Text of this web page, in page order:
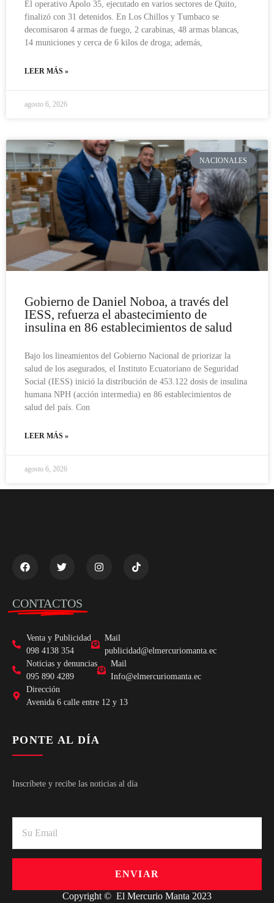
El operativo Apolo 35, ejecutado en varios sectores de Quito,
finalizó con 31 detenidos. En Los Chillos y Tumbaco se
decomisaron 4 armas de fuego, 2 carabinas, 48 armas blancas,
14 municiones y cerca de 6 kilos de droga; además,
LEER MÁS »
agosto 6, 2026
NACIONALES
Gobierno de Daniel Noboa, a través del
IESS, refuerza el abastecimiento de
insulina en 86 establecimientos de salud
Bajo los lineamientos del Gobierno Nacional de priorizar la
salud de los asegurados, el Instituto Ecuatoriano de Seguridad
Social (IESS) inició la distribución de 453.122 dosis de insulina
humana NPH (acción intermedia) en 86 establecimientos de
salud del país. Con
LEER MÁS »
agosto 6, 2026
CONTACTOS
Venta y Publicidad
098 4138 354
Mail
publicidad@elmercuriomanta.ec
Noticias y denuncias
095 890 4289
Mail
Info@elmercuriomanta.ec
Dirección
Avenida 6 calle entre 12 y 13
PONTE AL DÍA
Inscríbete y recibe las noticias al día
ENVIAR
Copyright © El Mercurio Manta 2023